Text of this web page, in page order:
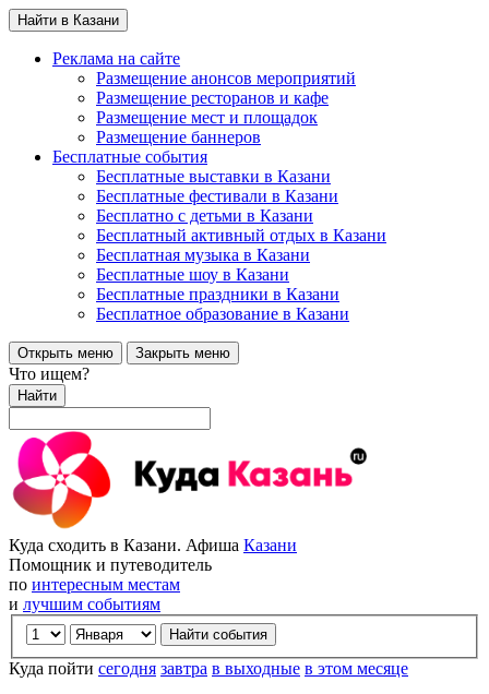
Найти в Казани
Реклама на сайте
Размещение анонсов мероприятий
Размещение ресторанов и кафе
Размещение мест и площадок
Размещение баннеров
Бесплатные события
Бесплатные выставки в Казани
Бесплатные фестивали в Казани
Бесплатно с детьми в Казани
Бесплатный активный отдых в Казани
Бесплатная музыка в Казани
Бесплатные шоу в Казани
Бесплатные праздники в Казани
Бесплатное образование в Казани
Открыть меню Закрыть меню
Что ищем?
Найти
Куда сходить в Казани. Афиша Казани
Помощник и путеводитель
по интересным местам
и лучшим событиям
Куда пойти сегодня завтра в выходные в этом месяце